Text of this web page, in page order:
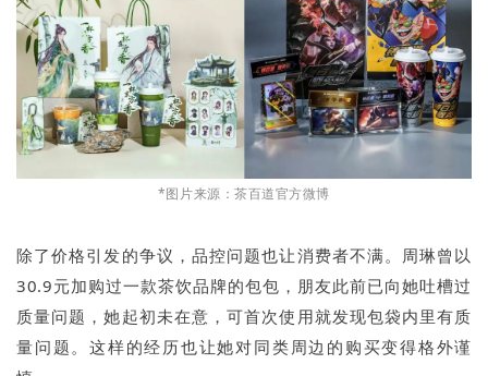
*图片来源：茶百道官方微博
除了价格引发的争议，品控问题也让消费者不满。周琳曾以
30.9元加购过一款茶饮品牌的包包，朋友此前已向她吐槽过
质量问题，她起初未在意，可首次使用就发现包袋内里有质
量问题。这样的经历也让她对同类周边的购买变得格外谨